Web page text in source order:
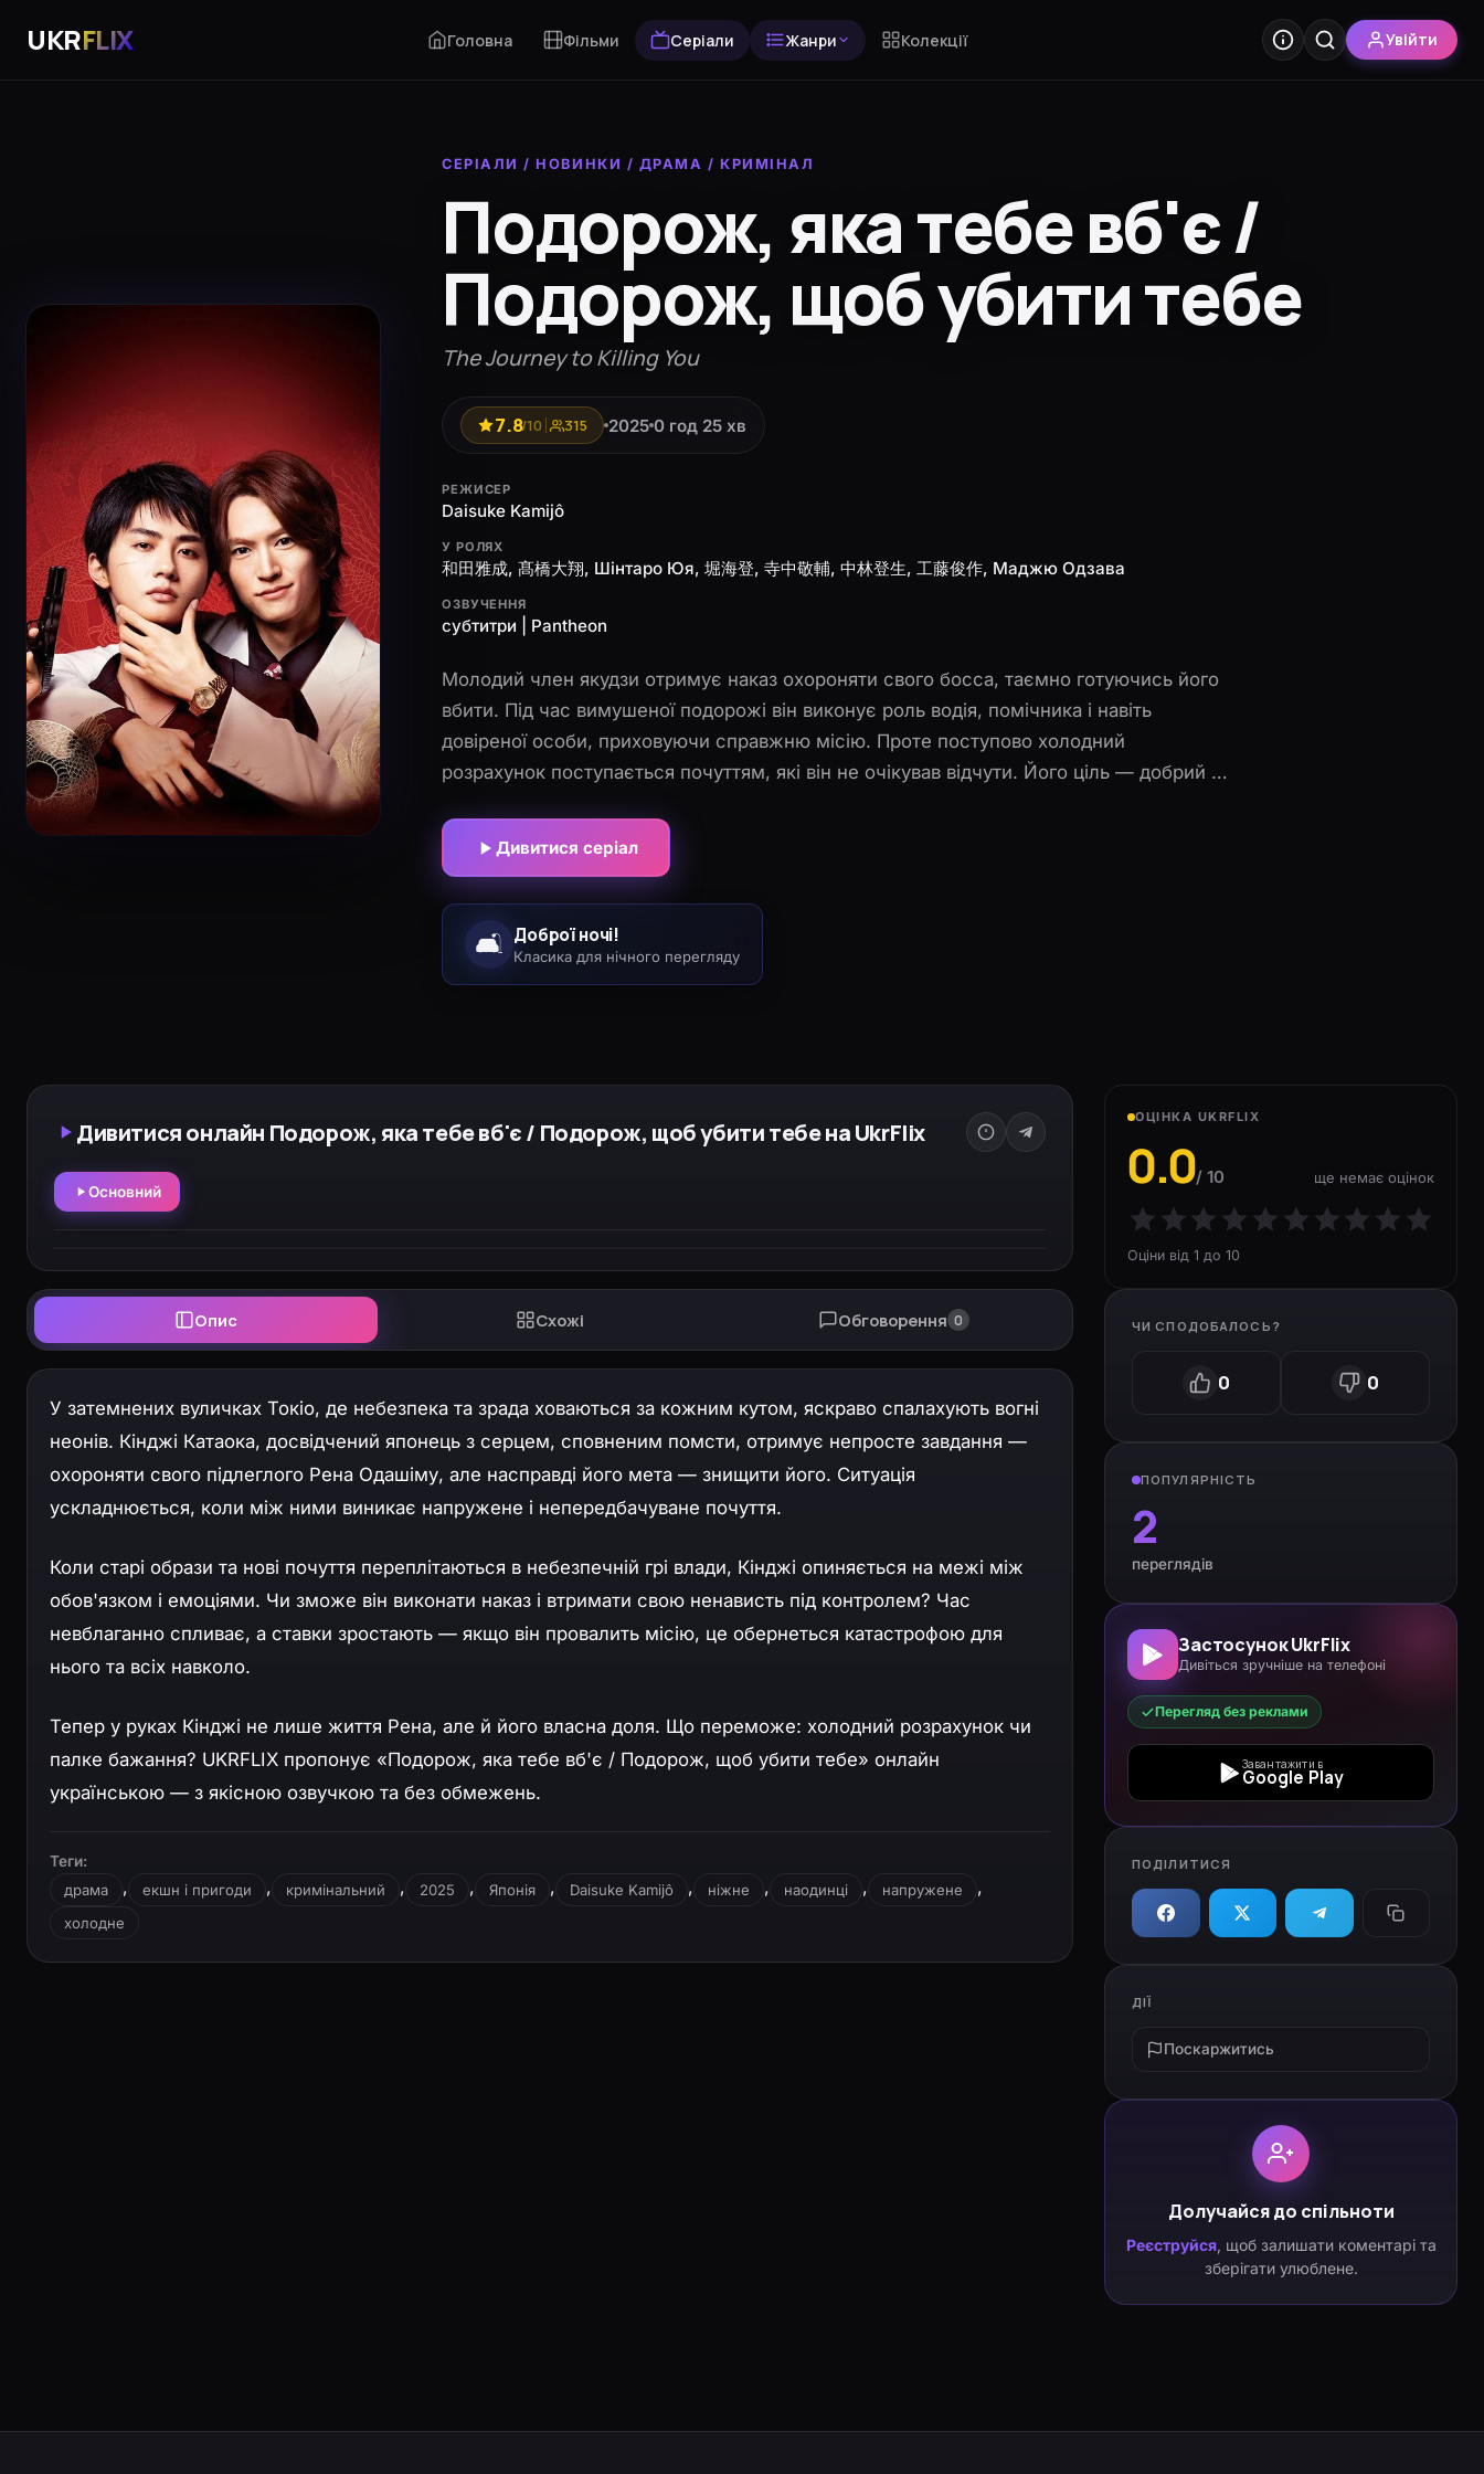
UKRFLIX Головна Фільми Серіали Жанри Колекції Увійти
СЕРІАЛИ /НОВИНКИ / ДРАМА /КРИМІНАЛ
Подорож, яка тебе вб'є /
Подорож, щоб убити тебе
The Journey to Killing You
7.8/10 315 2025 0 год 25 хв
РЕЖИСЕР
Daisuke Kamijô
У РОЛЯХ
和田雅成, 髙橋大翔, Шінтаро Юя, 堀海登, 寺中敬輔, 中林登生, 工藤俊作, Маджю Одзава
ОЗВУЧЕННЯ
субтитри | Pantheon
Молодий член якудзи отримує наказ охороняти свого босса, таємно готуючись його
вбити. Під час вимушеної подорожі він виконує роль водія, помічника і навіть
довіреної особи, приховуючи справжню місію. Проте поступово холодний
розрахунок поступається почуттям, які він не очікував відчути. Його ціль — добрий і
опиняється перед вибором: виконати наказ чи врятувати того, кого почав кохати.
Дорога стає випробуванням, де кожен крок наближає до неминучого рішення.
Дивитися серіал
🛋️ Доброї ночі!
Класика для нічного перегляду
Дивитися онлайн Подорож, яка тебе вб'є / Подорож, щоб убити тебе на UkrFlix
Основний
Опис Схожі Обговорення 0
У затемнених вуличках Токіо, де небезпека та зрада ховаються за кожним кутом, яскраво спалахують вогні
неонів. Кінджі Катаока, досвідчений японець з серцем, сповненим помсти, отримує непросте завдання —
охороняти свого підлеглого Рена Одашіму, але насправді його мета — знищити його. Ситуація
ускладнюється, коли між ними виникає напружене і непередбачуване почуття.
Коли старі образи та нові почуття переплітаються в небезпечній грі влади, Кінджі опиняється на межі між
обов'язком і емоціями. Чи зможе він виконати наказ і втримати свою ненависть під контролем? Час
невблаганно спливає, а ставки зростають — якщо він провалить місію, це обернеться катастрофою для
нього та всіх навколо.
Тепер у руках Кінджі не лише життя Рена, але й його власна доля. Що переможе: холодний розрахунок чи
палке бажання? UKRFLIX пропонує «Подорож, яка тебе вб'є / Подорож, щоб убити тебе» онлайн
українською — з якісною озвучкою та без обмежень.
Теги:
драма
, екшн і пригоди , кримінальний , 2025 , Японія , Daisuke Kamijô , ніжне , наодинці , напружене ,
холодне
ОЦІНКА UKRFLIX
0.0/ 10 ще немає оцінок
Оціни від 1 до 10
ЧИ СПОДОБАЛОСЬ?
0 0
ПОПУЛЯРНІСТЬ
2
переглядів
Застосунок UkrFlix
Дивіться зручніше на телефоні
Перегляд без реклами
Завантажити в
Google Play
ПОДІЛИТИСЯ
ДІЇ
Поскаржитись
Долучайся до спільноти
Реєструйся, щоб залишати коментарі та
зберігати улюблене.